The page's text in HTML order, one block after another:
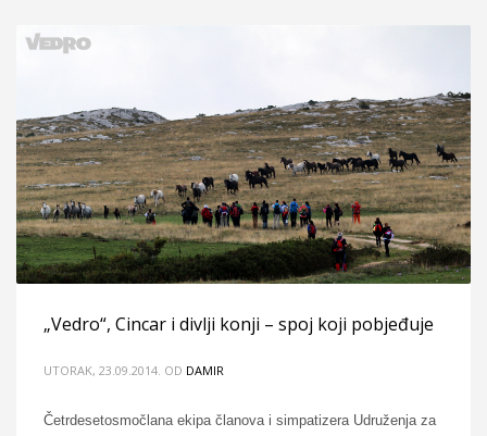
„Vedro“, Cincar i divlji konji – spoj koji pobjeđuje
UTORAK, 23.09.2014. OD DAMIR
Četrdesetosmočlana ekipa članova i simpatizera Udruženja za